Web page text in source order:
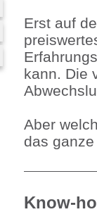
Erst auf
kann. Die
Aber
das
Know-